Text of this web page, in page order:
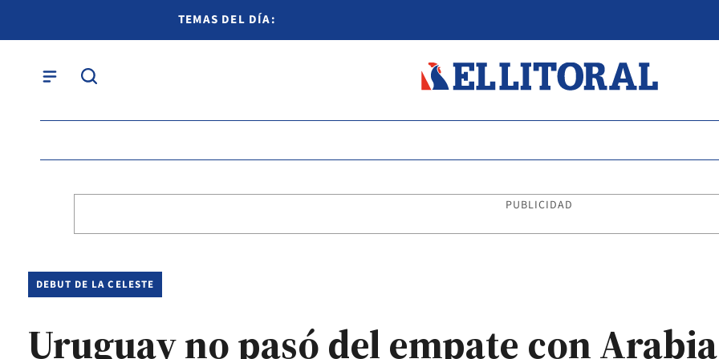
TEMAS DEL DÍA:
PUBLICIDAD
DEBUT DE LA CELESTE
Uruguay no pasó del empate con